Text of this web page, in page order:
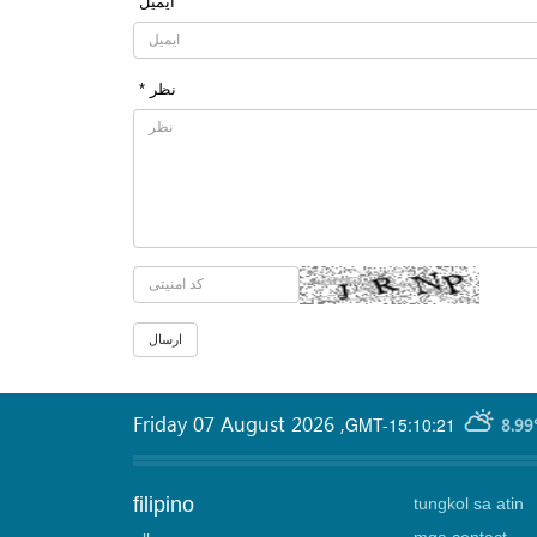
* نظر
GMT-15:10:21
Friday 07 August 2026 ,
filipino
tungkol sa atin